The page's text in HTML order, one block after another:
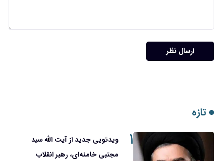
ارسال نظر
تازه
۱
ویدئویی جدید از آیت الله سید
مجتبی خامنه‌ای، رهبر انقلاب